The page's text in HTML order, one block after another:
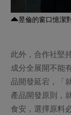
昱倫的窗口憶潔
此外，合作社堅
成分全展開不能
品開發延宕，「
產品開發原則，
食安，選擇原料